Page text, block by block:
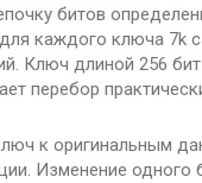
битов
каждого ключа 7k
Ключ длиной 256
перебор
к оригинальным
Изменение